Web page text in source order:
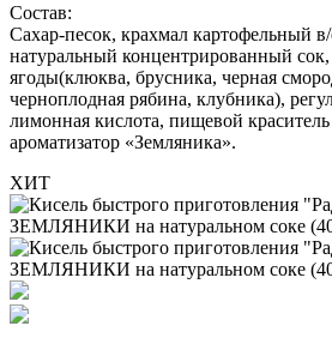
Состав:
Сахар-песок, крахмал картофельный
натуральный концентрированный
ягоды(клюква, брусника, черная
черноплодная рябина, клубника),
лимонная кислота, пищевой
ароматизатор «Земляника».
ХИТ